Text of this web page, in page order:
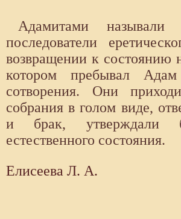
Адамитами называли
последователи
возвращении к состоянию
котором пребывал
сотворения. Они
собрания в голом виде,
и брак, утверждали
естественного состояния.
Елисеева Л. А.